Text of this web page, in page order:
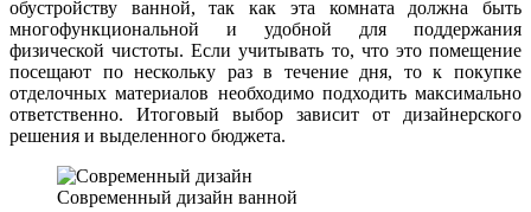
обустройству ванной, так как эта комната должна быть
многофункциональной и удобной для поддержания
физической чистоты. Если учитывать то, что это помещение
посещают по нескольку раз в течение дня, то к покупке
отделочных материалов необходимо подходить максимально
ответственно. Итоговый выбор зависит от дизайнерского
решения и выделенного бюджета.
Современный дизайн ванной